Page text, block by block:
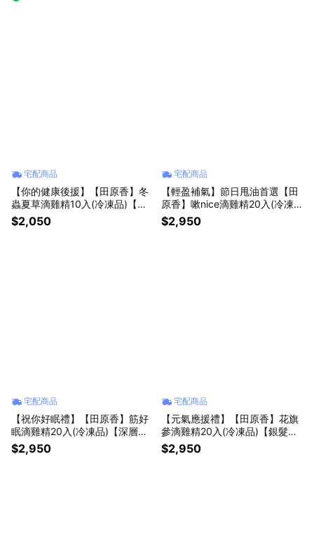
宅配商品
【你的健康後援】【田原香】冬
蟲夏草滴雞精10入(冷凍品)【換
季必備/滋補強身】
$2,050
宅配商品
【輕盈補氣】節日甩油首選【田
原香】嗽nice滴雞精20入(冷凍
品)【啟動體內循環代謝UP】
$2,950
宅配商品
【祝你好眠禮】【田原香】筋好
眠滴雞精20入(冷凍品)【深層補
水幫助入睡】
$2,950
宅配商品
【元氣應援禮】【田原香】花旗
參滴雞精20入(冷凍品)【銀髮族/
上班族/考生元氣快充必備】
$2,950